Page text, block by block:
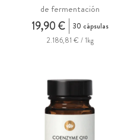
de fermentación
19,90 €
30 cápsulas
2.186,81 € / 1kg